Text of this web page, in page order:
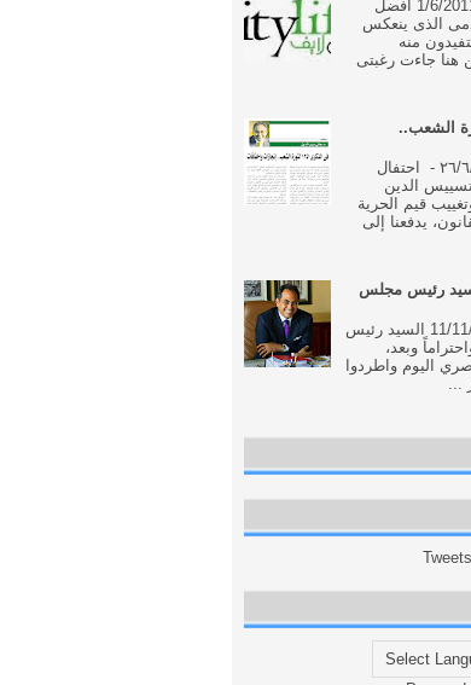
جريدة سيتى لايف - 1/6/2011 أفضل
الذى ينعكس
منه
هنا جاءت رغبتى
الـ١٢ لثورة الشعب..
جريدة الوفد - ٢٦/٦/٢٠٢٥ - احتفال
الدين
قيم الحرية
يدفعنا إلى
رئيس مجلس
جريدة الاخبار - 11/11/2015 السيد رئيس
وبعد،
اليوم واطردوا